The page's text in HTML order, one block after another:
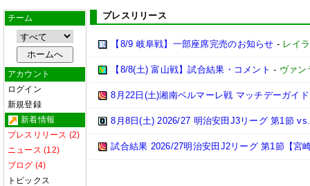
チーム
アカウント
ログイン
新規登録
新着情報
プレスリリース (2)
ニュース (12)
ブログ (4)
トピックス
プレスリリース
【8/9 岐阜戦】一部座席完売のお知らせ - レイ
【8/8(土) 富山戦】試合結果・コメント - ヴァン
8月22日(土)湘南ベルマーレ戦 マッチデーガイド
8月8日(土) 2026/27 明治安田J3リーグ 第1節
試合結果 2026/27明治安田J2リーグ 第1節【宮